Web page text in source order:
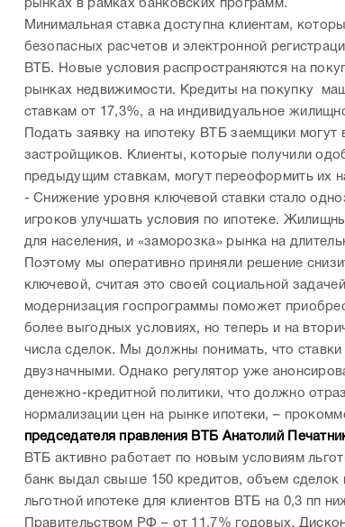
рынках в рамках банковских программ.
Минимальная ставка доступна клиентам,
безопасных расчетов и электронной
ВТБ. Новые условия распространяются на
рынках недвижимости. Кредиты на покупку
ставкам от 17,3%, а на индивидуальное
Подать заявку на ипотеку ВТБ заемщики могут
застройщиков. Клиенты, которые получили
предыдущим ставкам, могут переоформить их
- Снижение уровня ключевой ставки стало
игроков улучшать условия по ипотеке.
для населения, и «заморозка» рынка на
Поэтому мы оперативно приняли решение
ключевой, считая это своей социальной
модернизация госпрограммы поможет
более выгодных условиях, но теперь и на
числа сделок. Мы должны понимать, что ставки
двузначными. Однако регулятор уже
денежно-кредитной политики, что должно
нормализации цен на рынке ипотеки, –
председателя правления ВТБ Анатолий
ВТБ активно работает по новым условиям
банк выдал свыше 150 кредитов, объем сделок
льготной ипотеке для клиентов ВТБ на 0,3 пп
Правительством РФ – от 11,7% годовых.